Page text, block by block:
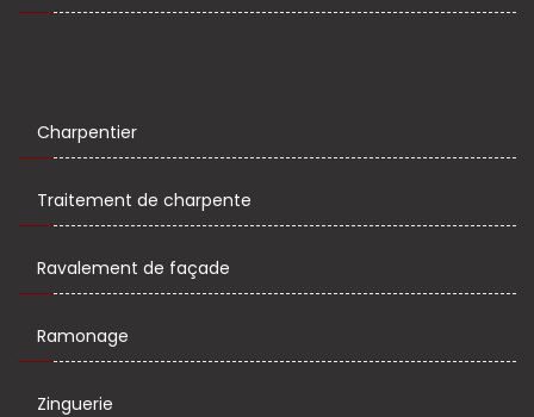
Charpentier
Traitement de charpente
Ravalement de façade
Ramonage
Zinguerie